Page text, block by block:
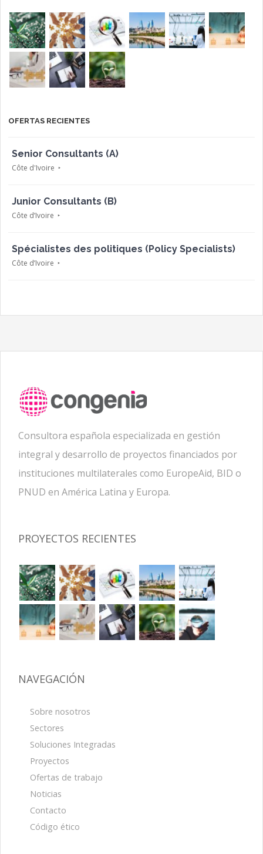
OFERTAS RECIENTES
Senior Consultants (A)
Côte d'Ivoire
Junior Consultants (B)
Côte d’Ivoire
Spécialistes des politiques (Policy Specialists)
Côte d’Ivoire
Consultora española especializada en gestión
integral y desarrollo de proyectos financiados por
instituciones multilaterales como EuropeAid, BID o
PNUD en América Latina y Europa.
PROYECTOS RECIENTES
NAVEGACIÓN
Sobre nosotros
Sectores
Soluciones Integradas
Proyectos
Ofertas de trabajo
Noticias
Contacto
Código ético